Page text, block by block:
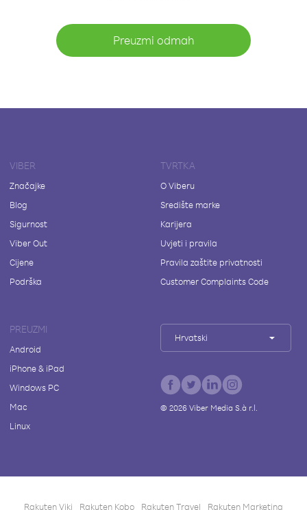
Preuzmi odmah
VIBER
Značajke
Blog
Sigurnost
Viber Out
Cijene
Podrška
TVRTKA
O Viberu
Središte marke
Karijera
Uvjeti i pravila
Pravila zaštite privatnosti
Customer Complaints Code
PREUZMI
Android
iPhone & iPad
Windows PC
Mac
Linux
Hrvatski
© 2026Viber Media S.à r.l.
Rakuten Viki Rakuten Kobo Rakuten Travel Rakuten Marketing